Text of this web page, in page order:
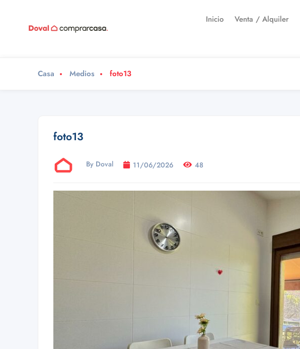
Inicio Venta / Alquiler
Casa Medios foto13
foto13
By Doval 11/06/2026 48